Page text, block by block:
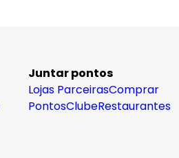
Juntar pontos
Lojas ParceirasComprar
PontosClubeRestaurantes